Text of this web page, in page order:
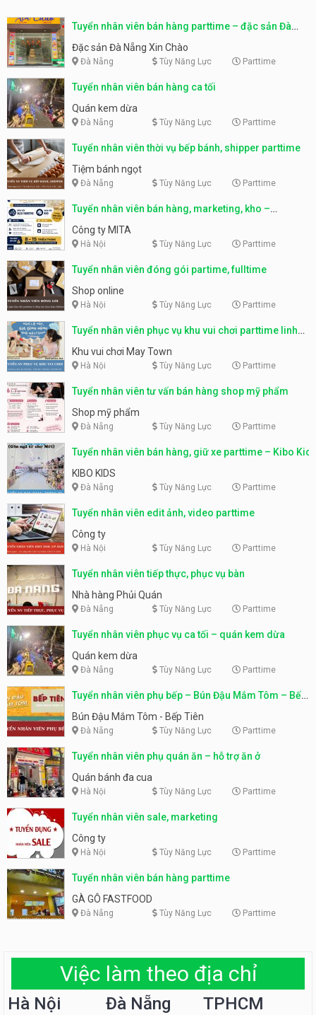
Tuyển nhân viên bán hàng parttime – đặc sản Đà
Nẵng
Đặc sản Đà Nẵng Xin Chào
Đà Nẵng Tùy Năng Lực Parttime
Tuyển nhân viên bán hàng ca tối
Quán kem dừa
Đà Nẵng Tùy Năng Lực Parttime
Tuyển nhân viên thời vụ bếp bánh, shipper parttime
Tiệm bánh ngọt
Đà Nẵng Tùy Năng Lực Parttime
Tuyển nhân viên bán hàng, marketing, kho –
parttime, fulltime
Công ty MITA
Hà Nội Tùy Năng Lực Parttime
Tuyển nhân viên đóng gói partime, fulltime
Shop online
Hà Nội Tùy Năng Lực Parttime
Tuyển nhân viên phục vụ khu vui chơi parttime linh
động
Khu vui chơi May Town
Hà Nội Tùy Năng Lực Parttime
Tuyển nhân viên tư vấn bán hàng shop mỹ phẩm
Shop mỹ phẩm
Đà Nẵng Tùy Năng Lực Parttime
Tuyển nhân viên bán hàng, giữ xe parttime – Kibo Kid
KIBO KIDS
Đà Nẵng Tùy Năng Lực Parttime
Tuyển nhân viên edit ảnh, video parttime
Công ty
Hà Nội Tùy Năng Lực Parttime
Tuyển nhân viên tiếp thực, phục vụ bàn
Nhà hàng Phủi Quán
Đà Nẵng Tùy Năng Lực Parttime
Tuyển nhân viên phục vụ ca tối – quán kem dừa
Quán kem dừa
Đà Nẵng Tùy Năng Lực Parttime
Tuyển nhân viên phụ bếp – Bún Đậu Mắm Tôm – Bếp
Tiên
Bún Đậu Mắm Tôm - Bếp Tiên
Đà Nẵng Tùy Năng Lực Parttime
Tuyển nhân viên phụ quán ăn – hỗ trợ ăn ở
Quán bánh đa cua
Hà Nội Tùy Năng Lực Parttime
Tuyển nhân viên sale, marketing
Công ty
Hà Nội Tùy Năng Lực Parttime
Tuyển nhân viên bán hàng parttime
GÀ GÔ FASTFOOD
Đà Nẵng Tùy Năng Lực Parttime
Việc làm theo địa chỉ
Hà Nội Đà Nẵng TPHCM